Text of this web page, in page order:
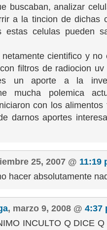
buscaban, analizar
a la tincion de dichas
estas celulas pueden
cientifico y no
filtros de radiocion uv
un aporte a la
mucha polemica
con los alimentos
darnos aportes
25, 2007 @ 11:19
hacer absolutamente
, marzo 9, 2008 @ 4:37
INCULTO Q DICE